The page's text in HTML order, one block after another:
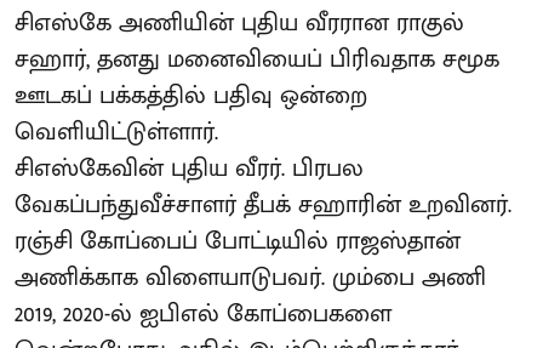
சிஎஸ்கே அணியின் புதிய வீரரான ராகுல்
சஹார், தனது மனைவியைப் பிரிவதாக சமூக
ஊடகப் பக்கத்தில் பதிவு ஒன்றை
வெளியிட்டுள்ளார்.
சிஎஸ்கேவின் புதிய வீரர். பிரபல
வேகப்பந்துவீச்சாளர் தீபக் சஹாரின் உறவினர்.
ரஞ்சி கோப்பைப் போட்டியில் ராஜஸ்தான்
அணிக்காக விளையாடுபவர். மும்பை அணி
2019, 2020-ல் ஐபிஎல் கோப்பைகளை